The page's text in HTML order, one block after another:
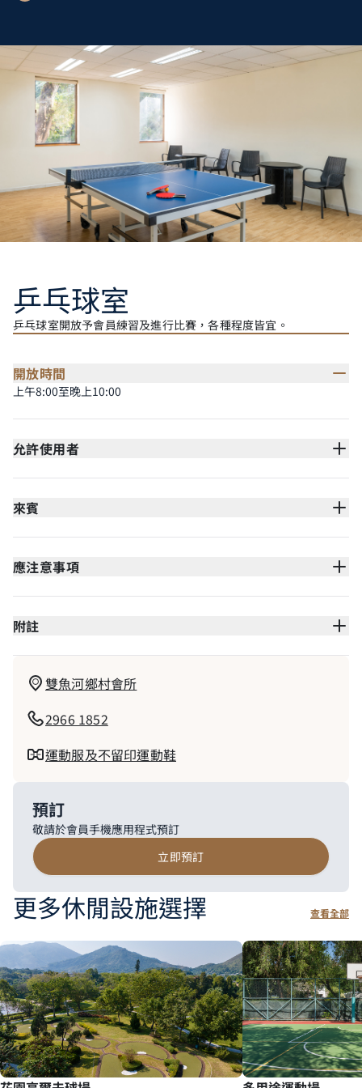
乒乓球室
乒乓球室開放予會員練習及進行比賽，各種程度皆宜。
開放時間
上午8:00至晚上10:00
允許使用者
來賓
應注意事項
附註
雙魚河鄉村會所
2966 1852
運動服及不留印運動鞋
預訂
敬請於會員手機應用程式預訂
立即預訂
更多休閒設施選擇 查看全部